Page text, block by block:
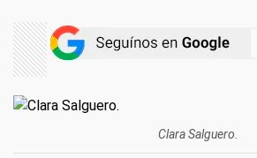
Clara Salguero.